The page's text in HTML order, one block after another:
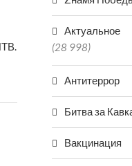
Актуальное
(28 998)
Антитеррор
Битва за
Вакцинация